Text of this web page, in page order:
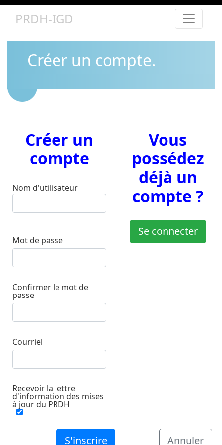
PRDH-IGD
Créer un compte.
Créer un
compte
Nom d'utilisateur
Mot de passe
Confirmer le mot de
passe
Courriel
Recevoir la lettre
d'information des mises
à jour du PRDH
Vous
possédez
déjà un
compte ?
Se connecter